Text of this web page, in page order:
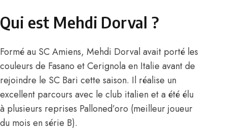
Qui est Mehdi Dorval ?
Formé au SC Amiens, Mehdi Dorval avait porté les
couleurs de Fasano et Cerignola en Italie avant de
rejoindre le SC Bari cette saison. Il réalise un
excellent parcours avec le club italien et a été élu
à plusieurs reprises Palloned’oro (meilleur joueur
du mois en série B).